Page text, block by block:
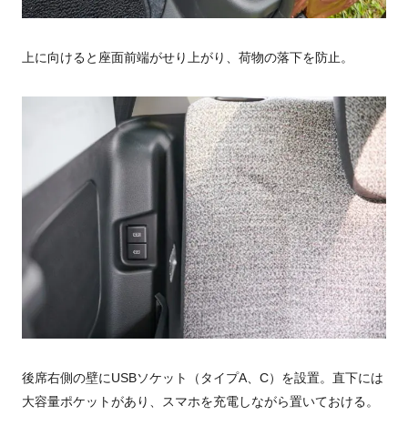
上に向けると座面前端がせり上がり、荷物の落下を防止。
後席右側の壁にUSBソケット（タイプA、C）を設置。直下には
大容量ポケットがあり、スマホを充電しながら置いておける。